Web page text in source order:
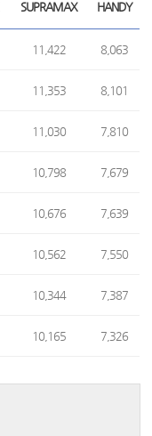
SUPRAMAX HANDY
11,422 8,063
11,353 8,101
11,030 7,810
10,798 7,679
10,676 7,639
10,562 7,550
10,344 7,387
10,165 7,326